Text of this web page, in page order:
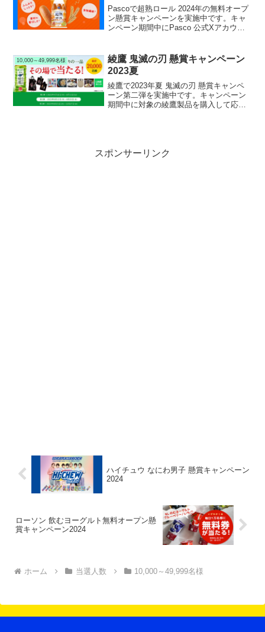
Pascoで超熟ロール 2024年の無料オープ
ン懸賞キャンペーンを実施中です。キャ
ンペーン期間中にPasco 公式Xアカウン
粉＆オーツ麦入り6個入 ２袋セットが当
たります。
10,000～49,999名様
綾鷹 鬼滅の刃 懸賞キャンペーン
2023夏
綾鷹で2023年夏 鬼滅の刃 懸賞キャンペ
ーン第二弾を実施中です。キャンペーン
期間中に対象の綾鷹製品を購入して応募
スポンサーリンク
ハイチュウ なにわ男子 懸賞キャンペーン
2024
ローソン 飲むヨーグルト無料オープン懸
賞キャンペーン2024
ホーム 当選人数 10,000～49,999名様